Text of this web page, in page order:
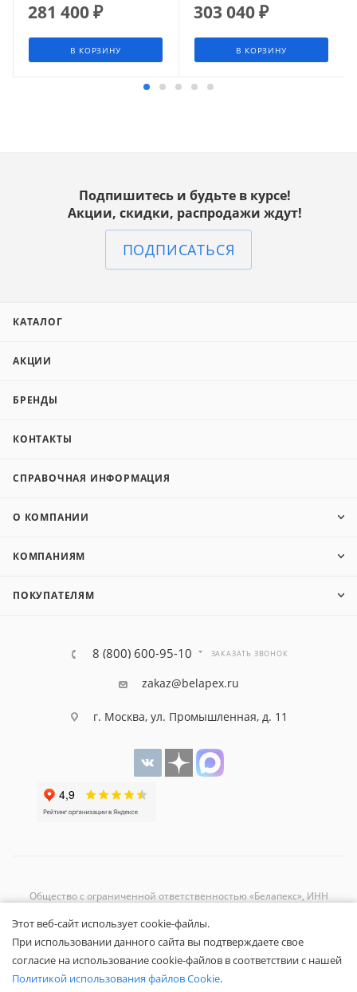
281 400₽
В КОРЗИНУ
303 040₽
В КОРЗИНУ
Подпишитесь и будьте в курсе!
Акции, скидки, распродажи ждут!
ПОДПИСАТЬСЯ
КАТАЛОГ
АКЦИИ
БРЕНДЫ
КОНТАКТЫ
СПРАВОЧНАЯ ИНФОРМАЦИЯ
О КОМПАНИИ
КОМПАНИЯМ
ПОКУПАТЕЛЯМ
8 (800) 600-95-10 ЗАКАЗАТЬ ЗВОНОК
zakaz@belapex.ru
г. Москва, ул. Промышленная, д. 11
Общество с ограниченной ответственностью «Белапекс», ИНН
Обращаем ваше внимание, что вся представленная на сайте
информация носит исключительно информационный характер и не
является публичной офертой.
Вы принимаете условияполитики
Этот веб-сайт использует cookie-файлы.
При использовании данного сайта вы подтверждаете свое
согласие на использование cookie-файлов в соответствии с нашей
Политикой использования файлов Cookie.